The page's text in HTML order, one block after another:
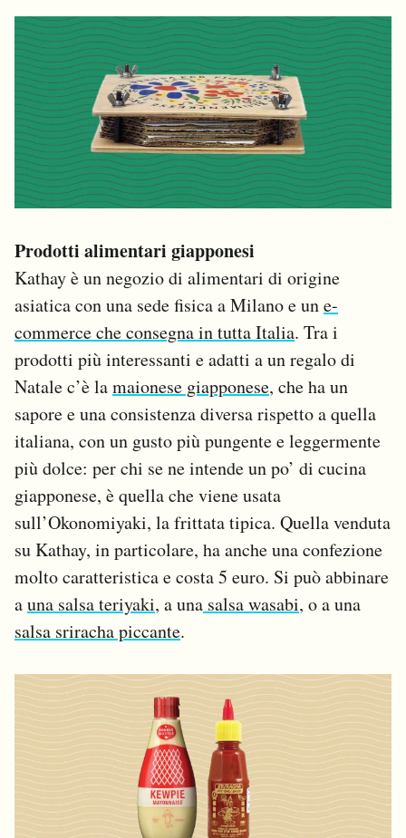
Prodotti alimentari giapponesi
Kathay è un negozio di alimentari di origine
asiatica con una sede fisica a Milano e une-
commerce che consegna in tutta Italia. Tra i
prodotti più interessanti e adatti a un regalo di
Natale c’è lamaionese giapponese, che ha un
sapore e una consistenza diversa rispetto a quella
italiana, con un gusto più pungente e leggermente
più dolce: per chi se ne intende un po’ di cucina
giapponese, è quella che viene usata
sull’Okonomiyaki, la frittata tipica. Quella venduta
su Kathay, in particolare, ha anche una confezione
molto caratteristica e costa 5 euro. Si può abbinare
auna salsa teriyaki, a una salsa wasabi, o a una
salsa sriracha piccante.